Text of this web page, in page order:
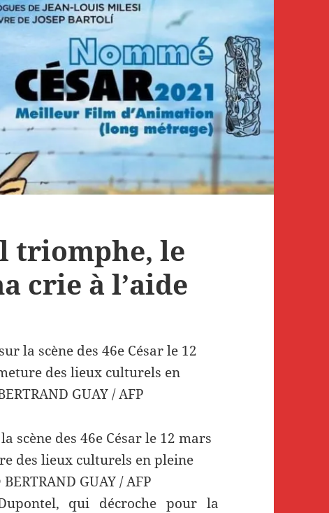
triomphe, le
crie à l’aide
scène des 46e César le 12 mars
des lieux culturels en pleine
GUAY / AFP
qui décroche pour la